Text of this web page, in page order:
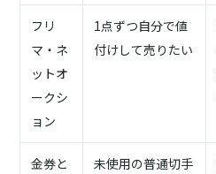
フリ
マ・ネ
ットオ
ークシ
ョン
1点ずつ自分で値
付けして売りたい
金券と
未使用の普通切手